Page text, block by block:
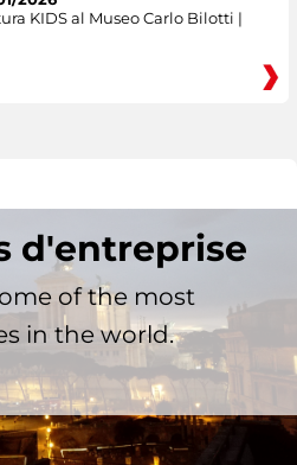
KIDS al Museo Carlo Bilotti |
d'entreprise
of the most
in the world.